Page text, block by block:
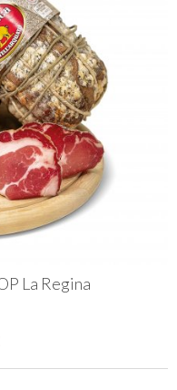
La Regina